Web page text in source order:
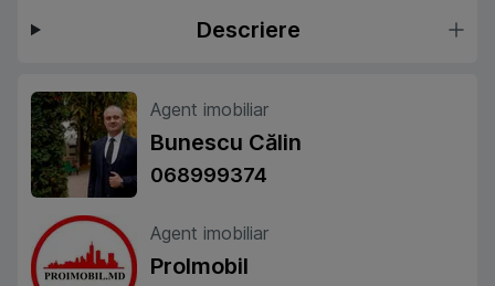
Descriere
Agent imobiliar
Bunescu Călin
068999374
Agent imobiliar
ProImobil